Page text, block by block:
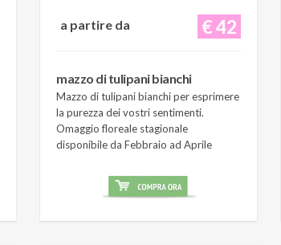
€ 42
a partire da
mazzo di tulipani bianchi
Mazzo di tulipani bianchi per esprimere
la purezza dei vostri sentimenti.
Omaggio floreale stagionale
disponibile da Febbraio ad Aprile